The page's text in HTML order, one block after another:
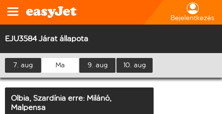
Bejelentkezés
EJU3584 Járat állapota
7. aug Ma 9. aug 10. aug
Olbia, Szardínia erre: Milánó,
Malpensa